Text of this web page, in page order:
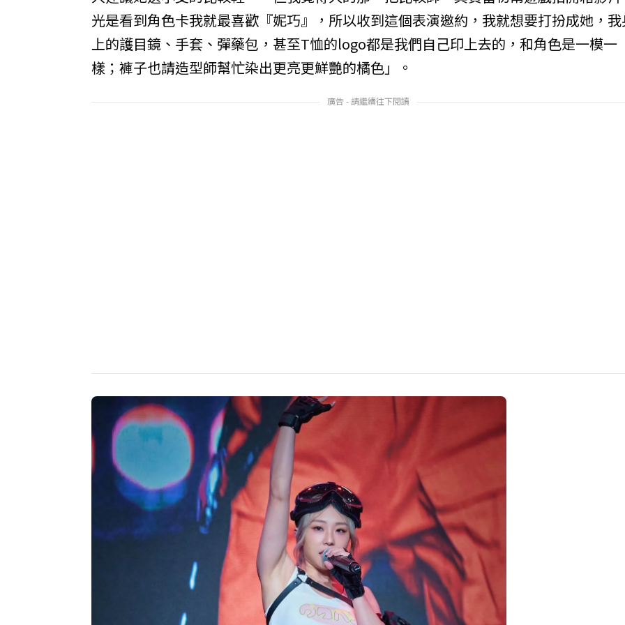
光是看到角色卡我就最喜歡『妮巧』，所以收到這個表演邀約，我就想要打扮成她，
上的護目鏡、手套、彈藥包，甚至T恤的logo都是我們自己印上去的，和角色是一模一
樣；褲子也請造型師幫忙染出更亮更鮮艷的橘色」。
廣告 - 請繼續往下閱讀